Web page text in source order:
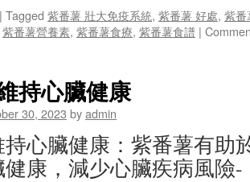
| Tagged 紫番薯 壯大免疫系統, 紫番薯 好處, 紫番
紫番薯營養素, 紫番薯食療, 紫番薯食譜 |
持心臟健康
30, 2023 byadmin
心臟健康：紫番薯有助
康，減少心臟疾病風險-